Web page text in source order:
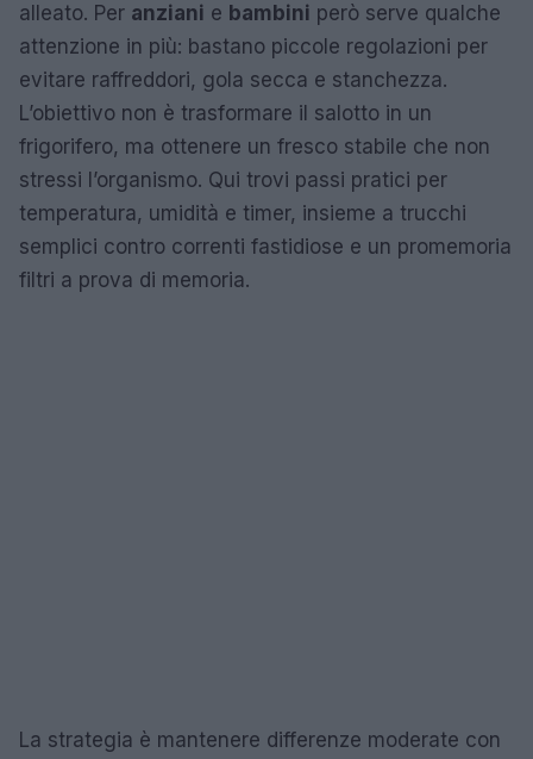
alleato. Per anziani e bambini però serve qualche
attenzione in più: bastano piccole regolazioni per
evitare raffreddori, gola secca e stanchezza.
L’obiettivo non è trasformare il salotto in un
frigorifero, ma ottenere un fresco stabile che non
stressi l’organismo. Qui trovi passi pratici per
temperatura, umidità e timer, insieme a trucchi
semplici contro correnti fastidiose e un promemoria
filtri a prova di memoria.
La strategia è mantenere differenze moderate con